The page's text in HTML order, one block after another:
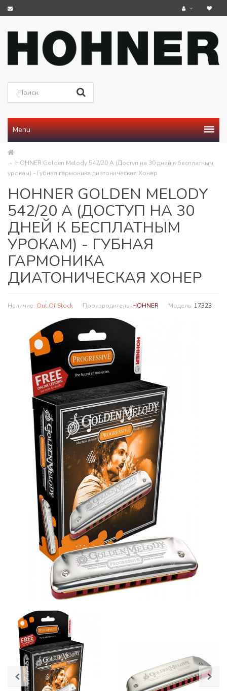
Menu
HOHNER Golden Melody 542/20 A (Доступ на 30 дней к бесплатным
урокам) - Губная гармоника диатоническая Хонер
HOHNER GOLDEN MELODY
542/20 A (ДОСТУП НА 30
ДНЕЙ К БЕСПЛАТНЫМ
УРОКАМ) - ГУБНАЯ
ГАРМОНИКА
ДИАТОНИЧЕСКАЯ ХОНЕР
Наличие: Out Of Stock Производитель: HOHNER Модель: 17323